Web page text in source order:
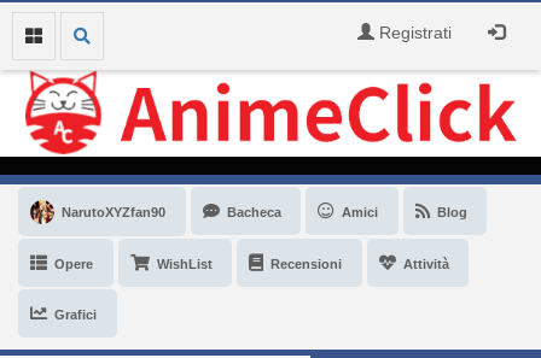
Registrati
NarutoXYZfan90 Bacheca Amici Blog
Opere WishList Recensioni Attività
Grafici